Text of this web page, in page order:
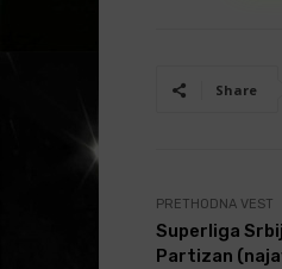
Share
PRETHODNA VEST
Superliga
Partizan